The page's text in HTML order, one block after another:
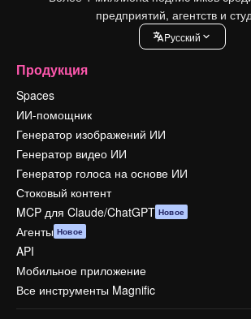
предприятий, агентств и
Pусский
Продукция
Spaces
ИИ-помощник
Генератор изображений ИИ
Генератор видео ИИ
Генератор голоса на основе ИИ
Стоковый контент
MCP для Claude/ChatGPT Новое
Агенты Новое
API
Мобильное приложение
Все инструменты Magnific